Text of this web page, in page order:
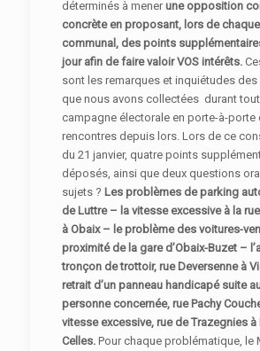
déterminés à menerune opposition
concrète en proposant, lors de
communal, des points
jour afin de faire valoir VOS intérêts.
sont les remarques et inquiétudes des
que nous avons collectées durant
campagne électorale en porte-à-porte
rencontres depuis lors. Lors de ce
du 21 janvier, quatre points
déposés, ainsi que deux questions
sujets ? Les problèmes de parking
de Luttre – la vitesse excessive à la
à Obaix – le problème des voitures-
proximité de la gare d’Obaix-Buzet –
tronçon de trottoir, rue Deversenne à
retrait d’un panneau handicapé suite
personne concernée, rue Pachy
vitesse excessive, rue de Trazegnies à
Celles. Pour chaque problématique, le